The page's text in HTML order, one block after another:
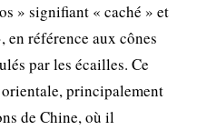
» signifiant « caché » et
en référence aux cônes
par les écailles. Ce
principalement
de Chine, où il